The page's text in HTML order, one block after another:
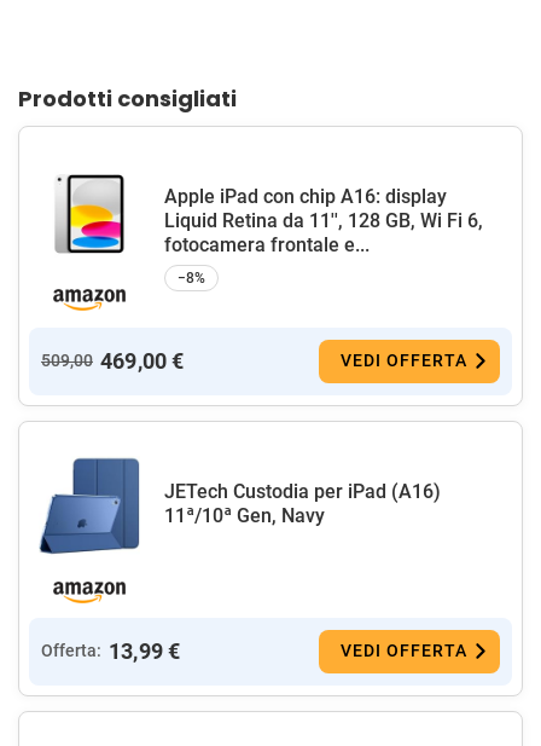
Prodotti consigliati
Apple iPad con chip A16: display
Liquid Retina da 11'', 128 GB, Wi Fi 6,
fotocamera frontale e...
−8%
509,00 469,00 € VEDI OFFERTA
JETech Custodia per iPad (A16)
11ª/10ª Gen, Navy
Offerta: 13,99 € VEDI OFFERTA